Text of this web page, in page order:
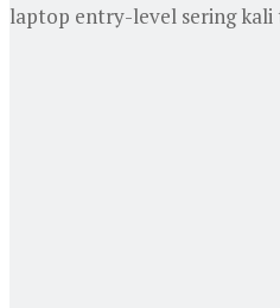
laptop entry-level sering kali